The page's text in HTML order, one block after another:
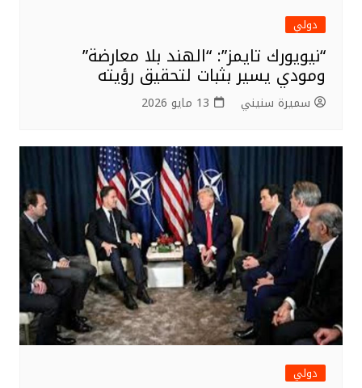
دولي
“نيويورك تايمز”: “الهند بلا معارضة”
ومودي يسير بثبات لتحقيق رؤيته
سميرة سنيني 13 مايو 2026
دولي